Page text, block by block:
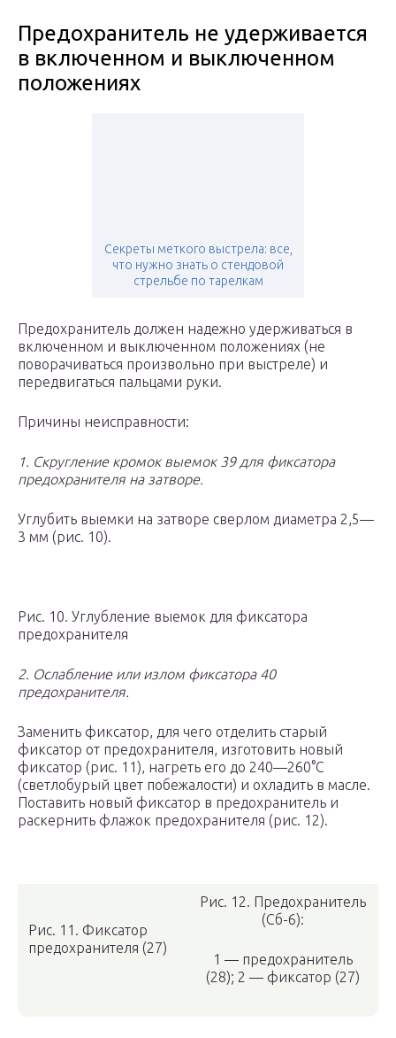
Предохранитель не удерживается
в включенном и выключенном
положениях
Секреты меткого выстрела: все,
что нужно знать о стендовой
стрельбе по тарелкам
Предохранитель должен надежно удерживаться в
включенном и выключенном положениях (не
поворачиваться произвольно при выстреле) и
передвигаться пальцами руки.
Причины неисправности:
1. Скругление кромок выемок 39 для фиксатора
предохранителя на затворе.
Углубить выемки на затворе сверлом диаметра 2,5—
3 мм (рис. 10).
Рис. 10. Углубление выемок для фиксатора
предохранителя
2. Ослабление или излом фиксатора 40
предохранителя.
Заменить фиксатор, для чего отделить старый
фиксатор от предохранителя, изготовить новый
фиксатор (рис. 11), нагреть его до 240—260°С
(светлобурый цвет побежалости) и охладить в масле.
Поставить новый фиксатор в предохранитель и
раскернить флажок предохранителя (рис. 12).
Рис. 11. Фиксатор
предохранителя (27)
Рис. 12. Предохранитель
(Cб-6):
1 — предохранитель
(28); 2 — фиксатор (27)